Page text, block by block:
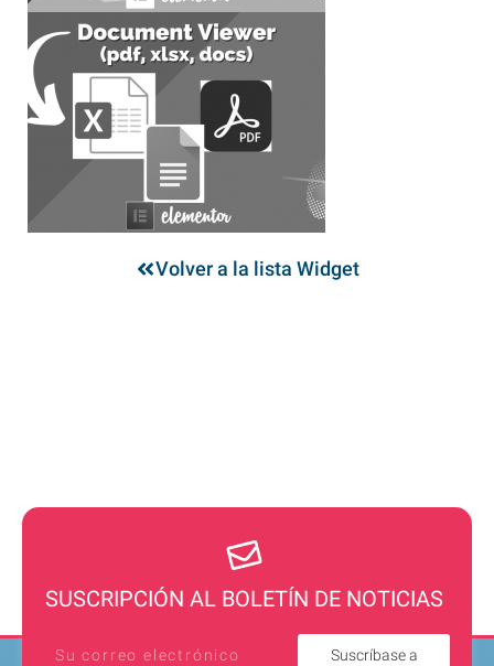
Volver a la lista Widget
SUSCRIPCIÓN AL BOLETÍN DE NOTICIAS
Suscríbase a